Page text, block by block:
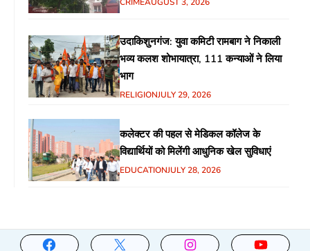
उदाकिशुनगंज: युवा कमिटी रामबाग ने निकाली
भव्य कलश शोभायात्रा, 111 कन्याओं ने लिया
भाग
RELIGIONJULY 29, 2026
कलेक्टर की पहल से मेडिकल कॉलेज के
विद्यार्थियों को मिलेंगी आधुनिक खेल सुविधाएं
EDUCATIONJULY 28, 2026